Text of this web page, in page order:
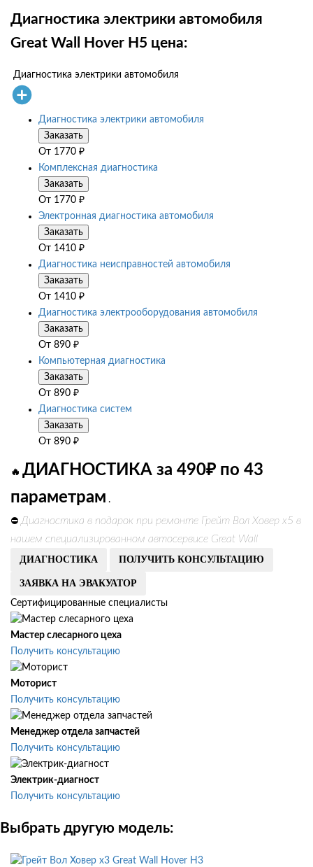
Диагностика электрики автомобиля
Great Wall Hover H5 цена:
Диагностика электрики автомобиля
Диагностика электрики автомобиля
Заказать
От 1770 ₽
Комплексная диагностика
Заказать
От 1770 ₽
Электронная диагностика автомобиля
Заказать
От 1410 ₽
Диагностика неисправностей автомобиля
Заказать
От 1410 ₽
Диагностика электрооборудования автомобиля
Заказать
От 890 ₽
Компьютерная диагностика
Заказать
От 890 ₽
Диагностика систем
Заказать
От 890 ₽
🔥 ДИАГНОСТИКА за 490₽ по 43
параметрам .
⛔ Диагностика в подарок при ремонте Грейт Вол Ховер х5 в
нашем специализированном автосервисе Great Wall
ДИАГНОСТИКА ПОЛУЧИТЬ КОНСУЛЬТАЦИЮ
ЗАЯВКА НА ЭВАКУАТОР
Сертифицированные специалисты
Мастер слесарного цеха
Получить консультацию
Моторист
Получить консультацию
Менеджер отдела запчастей
Получить консультацию
Электрик-диагност
Получить консультацию
Выбрать другую модель:
Great Wall Hover H3